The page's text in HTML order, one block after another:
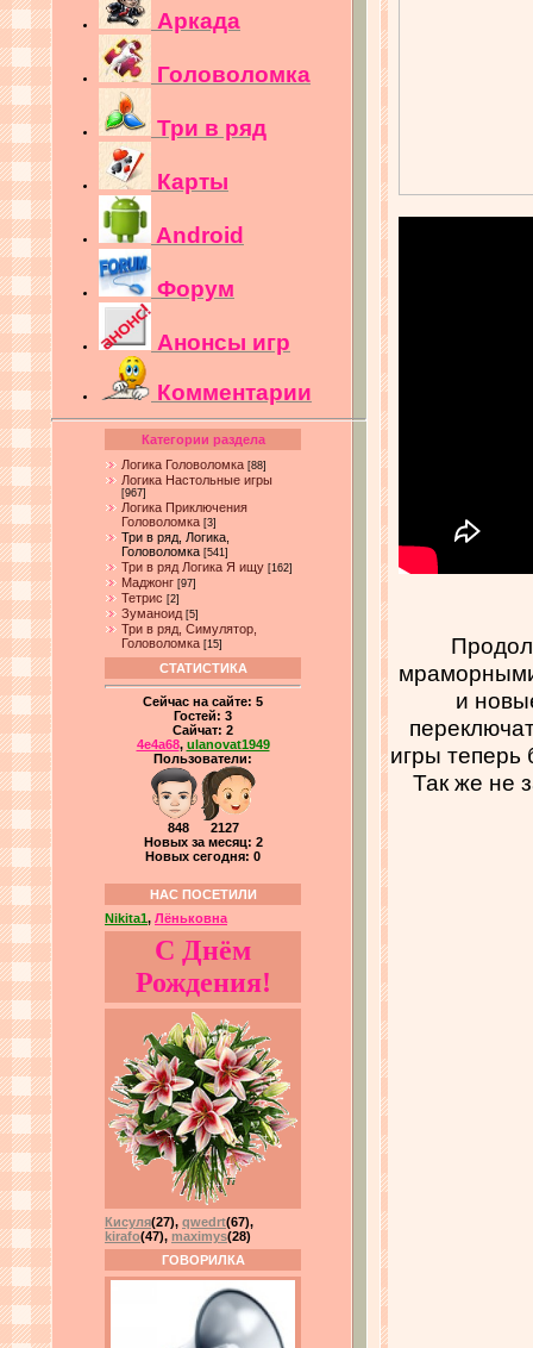
Аркада
Головоломка
Три в ряд
Карты
Android
Форум
Анонсы игр
Комментарии
Категории раздела
Логика Головоломка [88]
Логика Настольные игры
[967]
Логика Приключения
Головоломка [3]
Три в ряд, Логика,
Головоломка [541]
Три в ряд Логика Я ищу [162]
Маджонг [97]
Тетрис [2]
Зуманоид [5]
Три в ряд, Симулятор,
Головоломка [15]
СТАТИСТИКА
Сейчас на сайте: 5
Гостей: 3
Сайчат: 2
4e4a68, ulanovat1949
Пользователи:
848 2127
Новых за месяц: 2
Новых сегодня: 0
НАС ПОСЕТИЛИ
Nikita1, Лёньковна
С Днём
Рождения!
Кисуля(27), qwedrt(67),
kirafo(47), maximys(28)
ГОВОРИЛКА
и
игры теперь
Так же не